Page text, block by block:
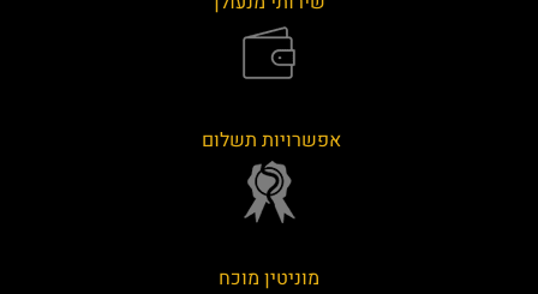
אפשרויות תשלום
מוניטין מוכח